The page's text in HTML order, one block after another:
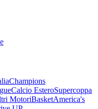
Champions
Calcio EsteroSupercoppa
MotoriBasketAmerica's